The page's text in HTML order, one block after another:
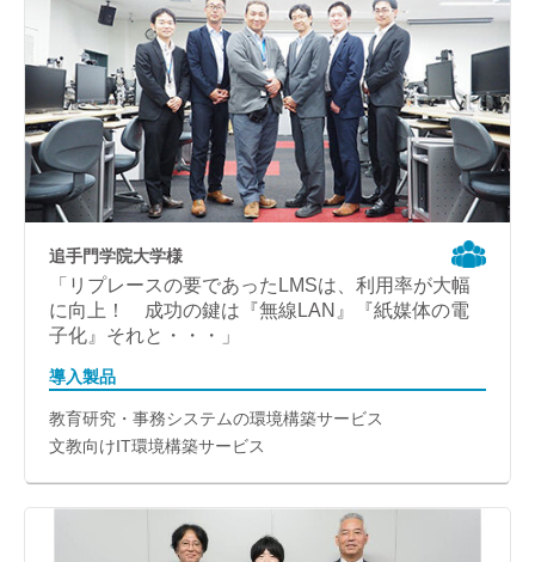
追手門学院大学様
「リプレースの要であったLMSは、利用率が大幅
に向上！ 成功の鍵は『無線LAN』『紙媒体の電
子化』それと・・・」
導入製品
教育研究・事務システムの環境構築サービス
文教向けIT環境構築サービス